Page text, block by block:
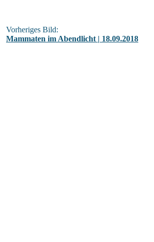
Vorheriges Bild:
Mammaten im Abendlicht | 18.09.2018